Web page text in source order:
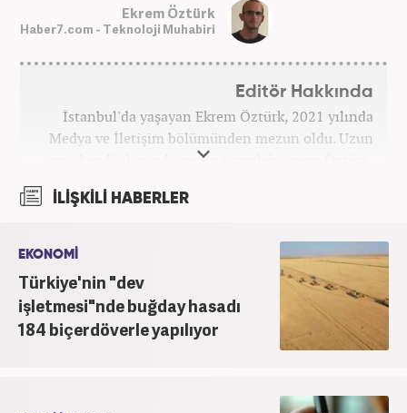
Ekrem Öztürk
Haber7.com - Teknoloji Muhabiri
Editör Hakkında
İstanbul'da yaşayan Ekrem Öztürk, 2021 yılında
Medya ve İletişim bölümünden mezun oldu. Uzun
süre kendi alanında metin yazarlığı yapan Öztürk,
şu an Haber7.com'da "Muhabir - Editör" olarak görev
yapmaktadır. Ayrıca günümüz insan ilişkilerinde
inanmakta ve bu değerleri meslek hayatında da ön
planda tutmaktadır.
İLİŞKİLİ HABERLER
EKONOMİ
Türkiye'nin "dev
işletmesi"nde buğday hasadı
184 biçerdöverle yapılıyor